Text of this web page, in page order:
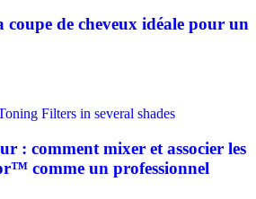
coupe de cheveux idéale pour un
: comment mixer et associer les
comme un professionnel